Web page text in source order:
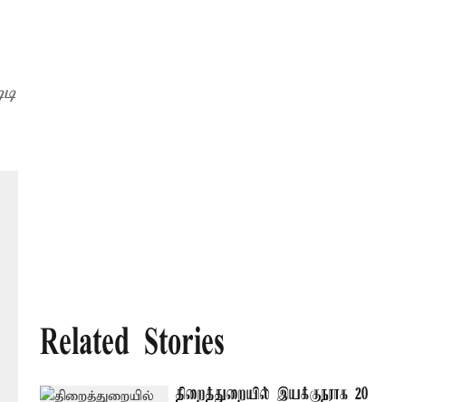
Related Stories
திறைத்துறையில் இயக்குநராக 20